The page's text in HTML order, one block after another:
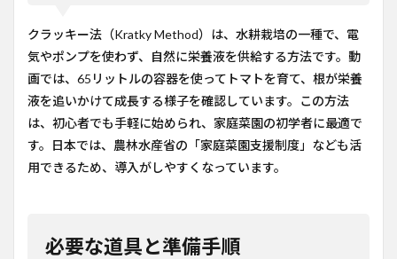
クラッキー法（Kratky Method）は、水耕栽培の一種で、電
気やポンプを使わず、自然に栄養液を供給する方法です。動
画では、65リットルの容器を使ってトマトを育て、根が栄養
液を追いかけて成長する様子を確認しています。この方法
は、初心者でも手軽に始められ、家庭菜園の初学者に最適で
す。日本では、農林水産省の「家庭菜園支援制度」なども活
用できるため、導入がしやすくなっています。
必要な道具と準備手順